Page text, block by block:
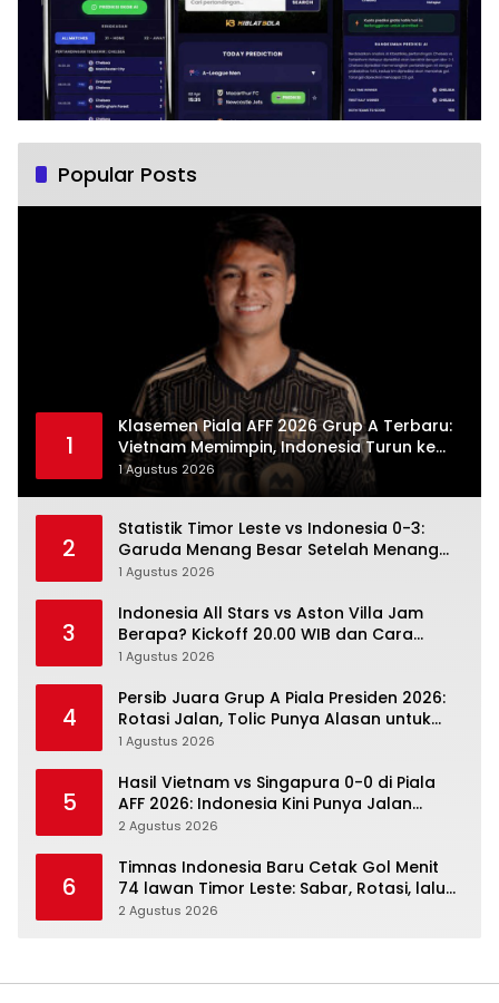
Popular Posts
1
Klasemen Piala AFF 2026 Grup A Terbaru:
Vietnam Memimpin, Indonesia Turun ke
Posisi Tiga
1 Agustus 2026
2
Statistik Timor Leste vs Indonesia 0-3:
Garuda Menang Besar Setelah Menang
Angka Lebih Dulu
1 Agustus 2026
3
Indonesia All Stars vs Aston Villa Jam
Berapa? Kickoff 20.00 WIB dan Cara
Nonton Resminya
1 Agustus 2026
4
Persib Juara Grup A Piala Presiden 2026:
Rotasi Jalan, Tolic Punya Alasan untuk
Percaya
1 Agustus 2026
5
Hasil Vietnam vs Singapura 0-0 di Piala
AFF 2026: Indonesia Kini Punya Jalan
Terbuka
2 Agustus 2026
6
Timnas Indonesia Baru Cetak Gol Menit
74 lawan Timor Leste: Sabar, Rotasi, lalu
Pecah
2 Agustus 2026